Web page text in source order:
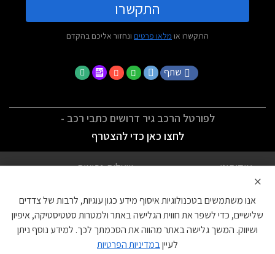
התקשרו
התקשרו או מלאו פרטים ונחזור אליכם בהקדם
שתף
לפורטל הרכב גיר דרושים כתבי רכב -
לחצו כאן כדי להצטרף
אודותינו
שאלות נפוצות
הצהרת נגישות
צור קשר
עוגיות
×
אנו משתמשים בטכנולוגיות איסוף מידע כגון עוגיות, לרבות של צדדים
שלישיים, כדי לשפר את חווית הגלישה באתר ולמטרות סטטיסטיקה, איפיון
ושיווק. המשך גלישה באתר מהווה את הסכמתך לכך. למידע נוסף ניתן
לעייןבמדיניות הפרטיות